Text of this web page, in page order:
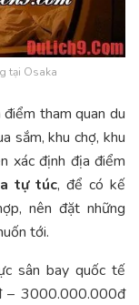
tại Osaka
tham quan du
sắm, khu chợ, khu
xác định địa điểm
tự túc, để có kế
nên đặt những
tới.
sân bay quốc tế
– 3000.000.000đ